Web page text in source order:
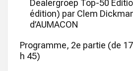
Dealergroep Top-50
édition) par Clem
d’AUMACON
Programme, 2e partie (de
h 45)